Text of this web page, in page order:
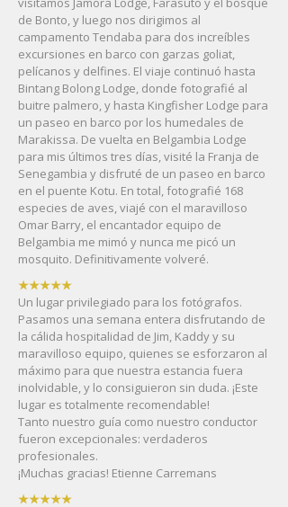
de Bonto, y luego nos dirigimos al
campamento Tendaba para dos increíbles
excursiones en barco con garzas goliat,
pelícanos y delfines. El viaje continuó hasta
Bintang Bolong Lodge, donde fotografié al
buitre palmero, y hasta Kingfisher Lodge para
un paseo en barco por los humedales de
Marakissa. De vuelta en Belgambia Lodge
para mis últimos tres días, visité la Franja de
Senegambia y disfruté de un paseo en barco
en el puente Kotu. En total, fotografié 168
especies de aves, viajé con el maravilloso
Omar Barry, el encantador equipo de
Belgambia me mimó y nunca me picó un
mosquito. Definitivamente volveré.
★★★★★
Un lugar privilegiado para los fotógrafos.
Pasamos una semana entera disfrutando de
la cálida hospitalidad de Jim, Kaddy y su
maravilloso equipo, quienes se esforzaron al
máximo para que nuestra estancia fuera
inolvidable, y lo consiguieron sin duda. ¡Este
lugar es totalmente recomendable!
Tanto nuestro guía como nuestro conductor
fueron excepcionales: verdaderos
profesionales.
¡Muchas gracias! Etienne Carremans
★★★★★